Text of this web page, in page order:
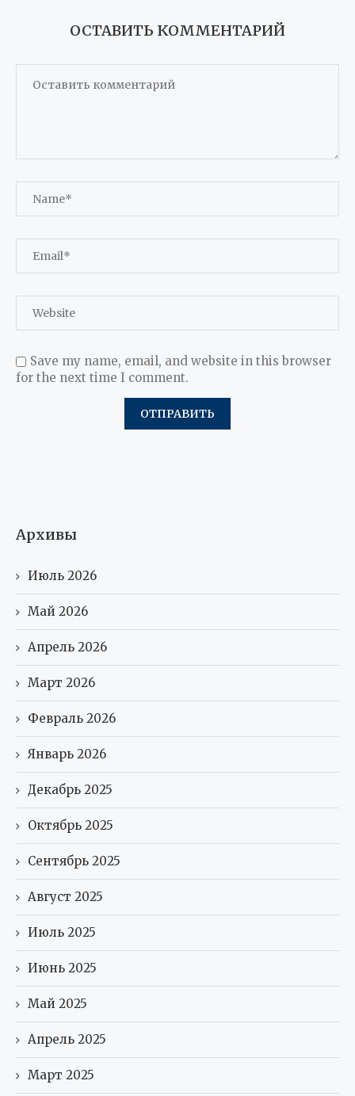
ОСТАВИТЬ КОММЕНТАРИЙ
Save my name, email, and website in this browser
for the next time I comment.
Архивы
Июль 2026
Май 2026
Апрель 2026
Март 2026
Февраль 2026
Январь 2026
Декабрь 2025
Октябрь 2025
Сентябрь 2025
Август 2025
Июль 2025
Июнь 2025
Май 2025
Апрель 2025
Март 2025